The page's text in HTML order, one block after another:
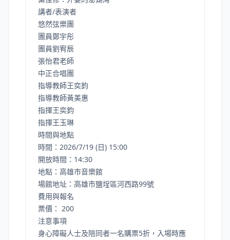
講者/表演者
悠然弦樂團
團員鄭宇彤
團員劉宥辰
張怡君老師
中正合唱團
指導教師王奕鈞
指導教師黃美惠
指揮王奕鈞
指揮王玉琳
時間與地點
時間：2026/7/19 (日) 15:00
開放時間：14:30
地點：高雄市音樂館
場館地址：高雄市鹽埕區河西路99號
費用與報名
票價： 200
注意事項
身心障礙人士及陪同者一名購票5折，入場時應